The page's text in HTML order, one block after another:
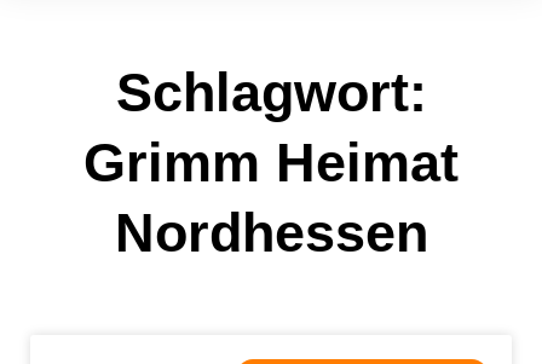
Schlagwort:
Grimm Heimat
Nordhessen